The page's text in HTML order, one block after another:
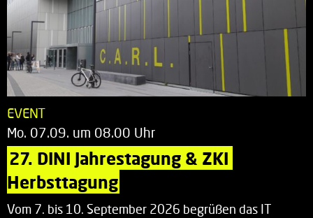
EVENT
Mo. 07.09. um 08.00 Uhr
27. DINI Jahrestagung & ZKI
Herbsttagung
Vom 7. bis 10. September 2026 begrüßen das IT